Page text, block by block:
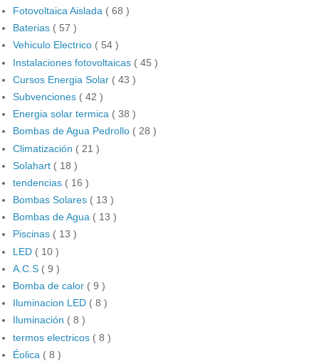
Fotovoltaica Aislada ( 68 )
Baterias ( 57 )
Vehiculo Electrico ( 54 )
Instalaciones fotovoltaicas ( 45 )
Cursos Energia Solar ( 43 )
Subvenciones ( 42 )
Energia solar termica ( 38 )
Bombas de Agua Pedrollo ( 28 )
Climatización ( 21 )
Solahart ( 18 )
tendencias ( 16 )
Bombas Solares ( 13 )
Bombas de Agua ( 13 )
Piscinas ( 13 )
LED ( 10 )
A.C.S ( 9 )
Bomba de calor ( 9 )
Iluminacion LED ( 8 )
Iluminación ( 8 )
termos electricos ( 8 )
Éolica ( 8 )